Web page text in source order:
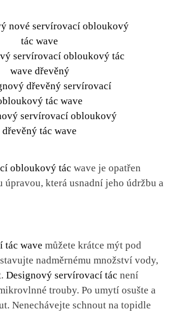
obloukový tác wave je opatřen
která usnadní jeho údržbu a
tác wave můžete krátce mýt pod
nadměrnému množství vody,
Designový servírovací tác není
trouby. Po umytí osušte a
Nenechávejte schnout na topidle